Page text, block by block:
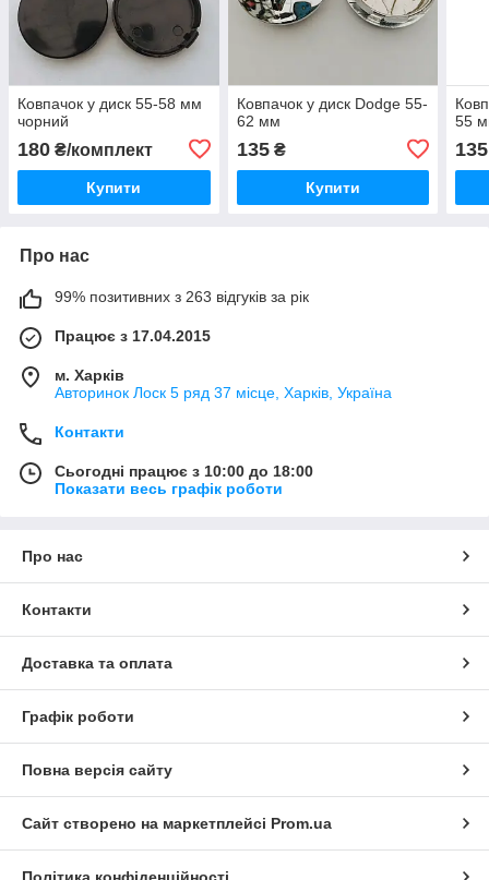
Ковпачок у диск 55-58 мм
чорний
180 ₴/комплект
Купити
Ковпачок у диск Dodge 55-
62 мм
135₴
Купити
55
135
Про нас
99% позитивних з 263 відгуків за рік
Працює з 17.04.2015
м. Харків
Авторинок Лоск 5 ряд 37 місце, Харків, Україна
Контакти
Сьогодні працює з 10:00 до 18:00
Показати весь графік роботи
Про нас
Контакти
Доставка та оплата
Графік роботи
Повна версія сайту
Сайт створено на маркетплейсі Prom.ua